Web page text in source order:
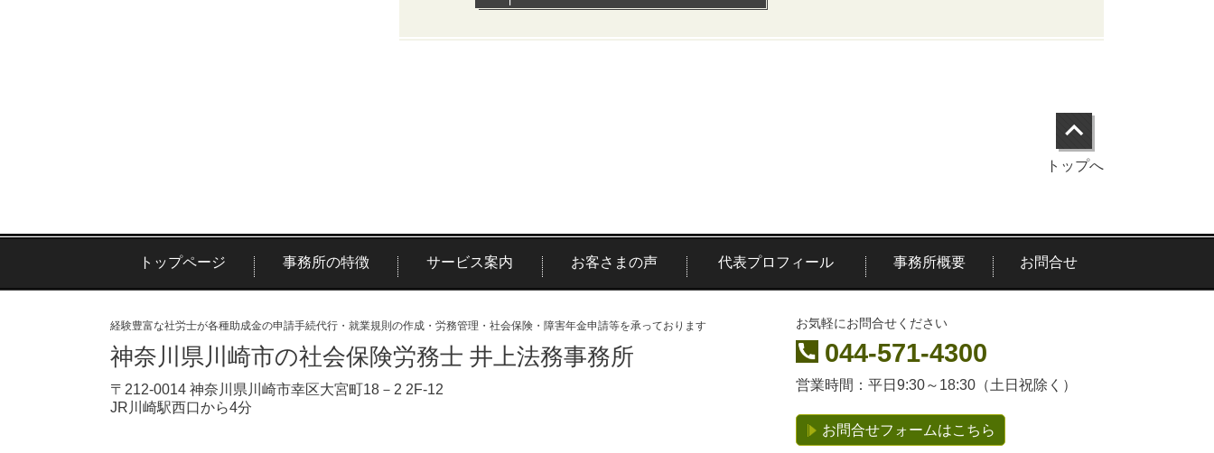
トップへ
トップページ 事務所の特徴 サービス案内 お客さまの声 代表プロフィール 事務所概要 お問合せ
経験豊富な社労士が各種助成金の申請手続代行・就業規則の作成・労務管理・社会保険・障害年金申請等を承っております
神奈川県川崎市の社会保険労務士 井上法務事務所
〒212-0014 神奈川県川崎市幸区大宮町18－2 2F-12
JR川崎駅西口から4分
お気軽にお問合せください
044-571-4300
営業時間： 平日9:30～18:30（土日祝除く）
お問合せフォームはこちら